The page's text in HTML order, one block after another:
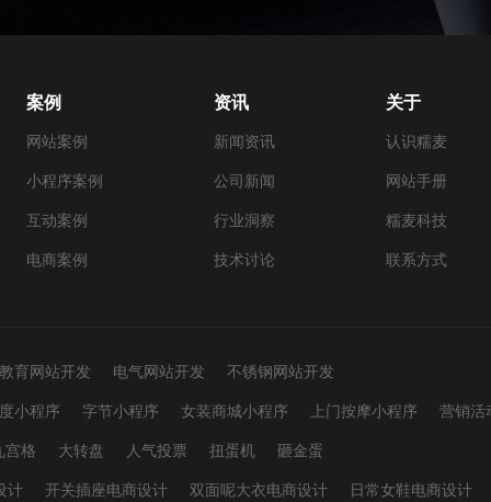
案例
网站案例
小程序案例
互动案例
电商案例
资讯
新闻资讯
公司新闻
行业洞察
技术讨论
关于
认识糯麦
网站手册
糯麦科技
联系方式
教育网站开发 电气网站开发 不锈钢网站开发
小程序 字节小程序 女装商城小程序 上门按摩小程序 营销活
宫格 大转盘 人气投票 扭蛋机 砸金蛋
计 开关插座电商设计 双面呢大衣电商设计 日常女鞋电商设计